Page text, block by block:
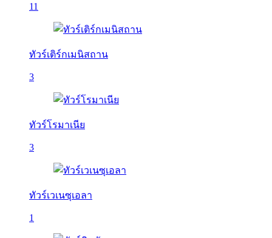
11
ทัวร์เติร์กเมนิสถาน
3
ทัวร์โรมาเนีย
3
ทัวร์เวเนซุเอลา
1